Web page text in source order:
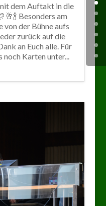
dem Auftakt in die
Besonders am
von der Bühne aufs
zurück auf die
an Euch alle. Für
Karten unter...